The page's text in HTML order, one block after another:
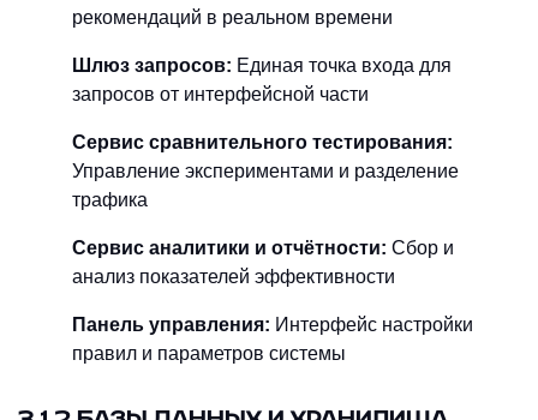
рекомендаций в реальном времени
Шлюз запросов: Единая точка входа для
запросов от интерфейсной части
Сервис сравнительного тестирования:
Управление экспериментами и разделение
трафика
Сервис аналитики и отчётности: Сбор и
анализ показателей эффективности
Панель управления: Интерфейс настройки
правил и параметров системы